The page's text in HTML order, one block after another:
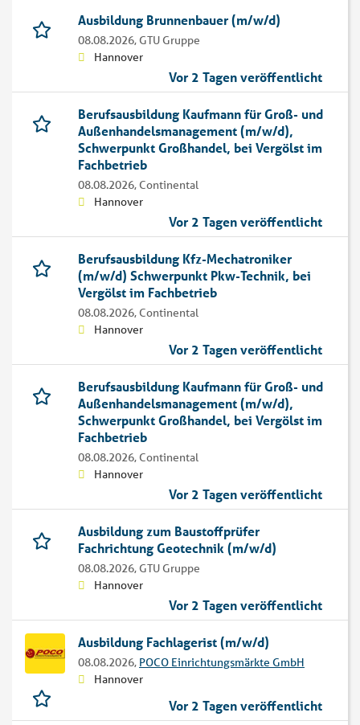
Ausbildung Brunnenbauer (m/w/d)
08.08.2026, GTU Gruppe
Hannover
Vor 2 Tagen veröffentlicht
Berufsausbildung Kaufmann für Groß- und
Außenhandelsmanagement (m/w/d),
Schwerpunkt Großhandel, bei Vergölst im
Fachbetrieb
08.08.2026, Continental
Hannover
Vor 2 Tagen veröffentlicht
Berufsausbildung Kfz-Mechatroniker
(m/w/d) Schwerpunkt Pkw-Technik, bei
Vergölst im Fachbetrieb
08.08.2026, Continental
Hannover
Vor 2 Tagen veröffentlicht
Berufsausbildung Kaufmann für Groß- und
Außenhandelsmanagement (m/w/d),
Schwerpunkt Großhandel, bei Vergölst im
Fachbetrieb
08.08.2026, Continental
Hannover
Vor 2 Tagen veröffentlicht
Ausbildung zum Baustoffprüfer
Fachrichtung Geotechnik (m/w/d)
08.08.2026, GTU Gruppe
Hannover
Vor 2 Tagen veröffentlicht
Ausbildung Fachlagerist (m/w/d)
08.08.2026, POCO Einrichtungsmärkte GmbH
Hannover
Vor 2 Tagen veröffentlicht